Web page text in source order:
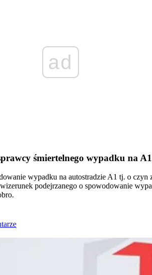
ad
śmiertelnego wypadku na A1
wypadku na autostradzie A1 tj. o
podejrzanego o spowodowanie